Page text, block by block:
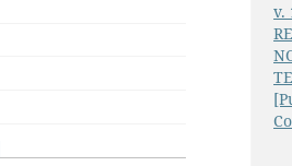
v.